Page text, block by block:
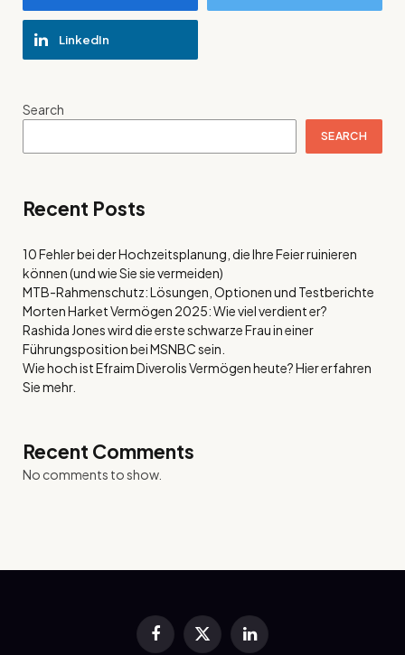
LinkedIn
Search
SEARCH
Recent Posts
10 Fehler bei der Hochzeitsplanung, die Ihre Feier ruinieren
können (und wie Sie sie vermeiden)
MTB-Rahmenschutz: Lösungen, Optionen und Testberichte
Morten Harket Vermögen 2025: Wie viel verdient er?
Rashida Jones wird die erste schwarze Frau in einer
Führungsposition bei MSNBC sein.
Wie hoch ist Efraim Diverolis Vermögen heute? Hier erfahren
Sie mehr.
Recent Comments
No comments to show.
Facebook
X
LinkedIn